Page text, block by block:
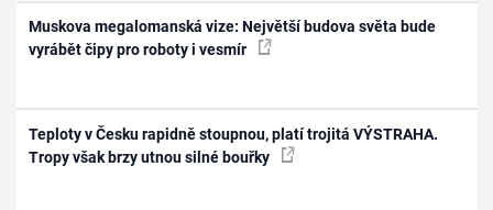
Muskova megalomanská vize: Největší budova světa bude
vyrábět čipy pro roboty i vesmír
Teploty v Česku rapidně stoupnou, platí trojitá VÝSTRAHA.
Tropy však brzy utnou silné bouřky